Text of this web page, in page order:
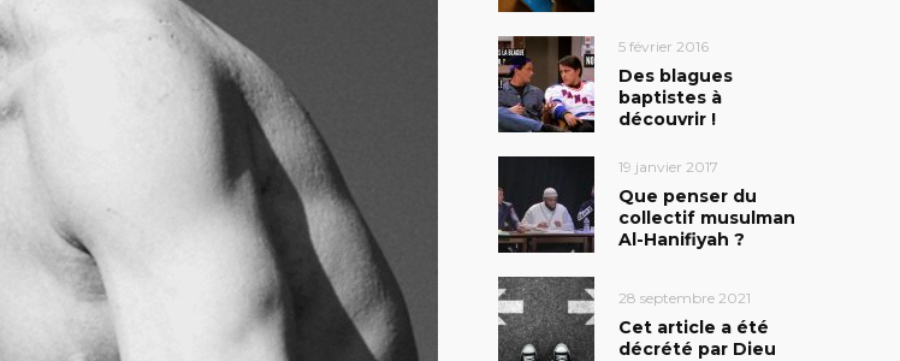
5 février 2016
Des blagues
baptistes à
découvrir !
19 janvier 2017
Que penser du
collectif musulman
Al-Hanifiyah ?
28 septembre 2021
Cet article a été
décrété par Dieu